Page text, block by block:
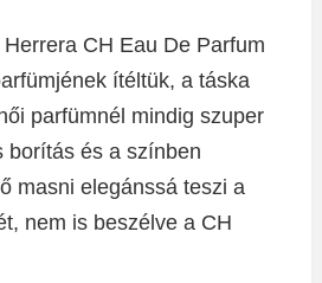
CH Eau De Parfum
ítéltük, a táska
parfümnél mindig szuper
borítás és a színben
masni elegánssá teszi a
nem is beszélve a CH